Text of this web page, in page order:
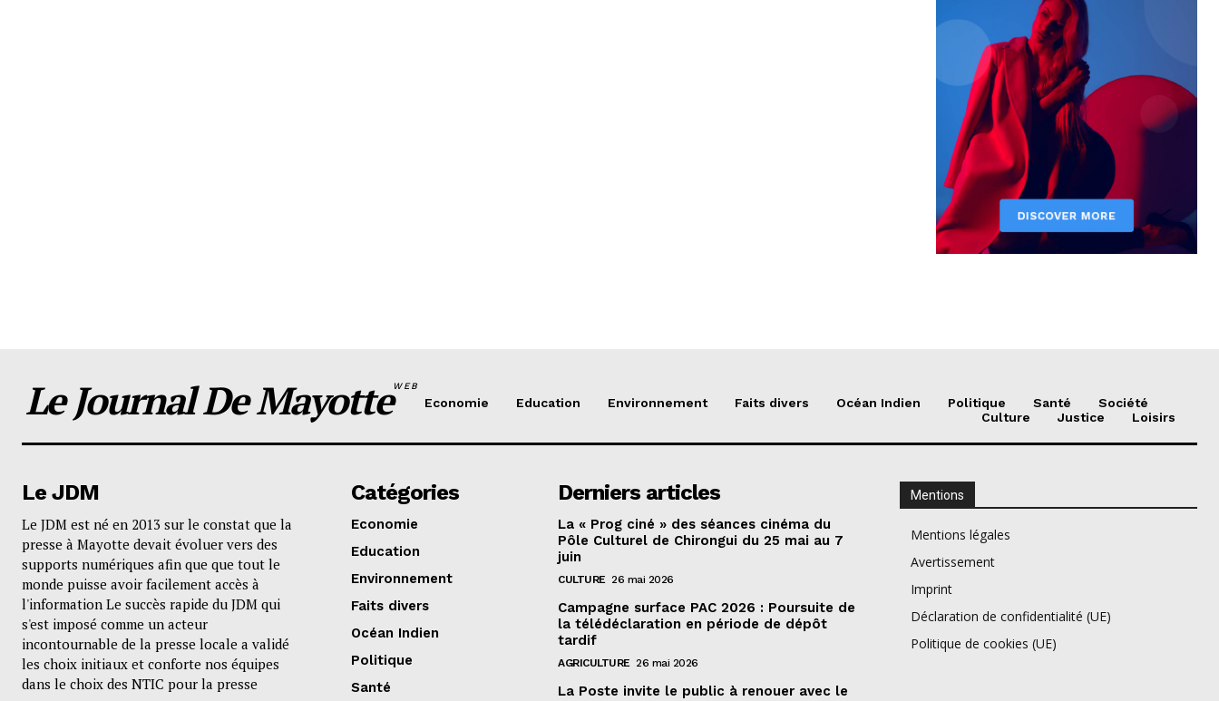
Le Journal De MayotteWEB
Economie Education Environnement Faits divers Océan Indien Politique Santé
Société
Culture
Justice Loisirs
Le JDM
Le JDM est né en 2013 sur le constat que la
presse à Mayotte devait évoluer vers des
supports numériques afin que que tout le
monde puisse avoir facilement accès à
l'information Le succès rapide du JDM qui
s'est imposé comme un acteur
incontournable de la presse locale a validé
les choix initiaux et conforte nos équipes
dans le choix des NTIC pour la presse
Catégories
Economie
Education
Environnement
Faits divers
Océan Indien
Politique
Santé
Derniers articles
La « Prog ciné » des séances cinéma du
Pôle Culturel de Chirongui du 25 mai au 7
juin
CULTURE 26 mai 2026
Campagne surface PAC 2026 : Poursuite de
la télédéclaration en période de dépôt
tardif
AGRICULTURE 26 mai 2026
La Poste invite le public à renouer avec le
Mentions
Mentions légales
Avertissement
Imprint
Déclaration de confidentialité (UE)
Politique de cookies (UE)